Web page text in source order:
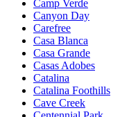
Camp Verde
Canyon Day
Carefree
Casa Blanca
Casa Grande
Casas Adobes
Catalina
Catalina Foothills
Cave Creek